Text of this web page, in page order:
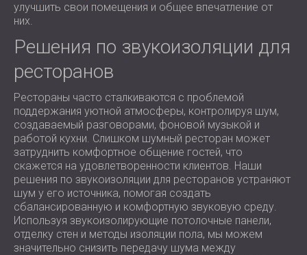
улучшить свои помещения и общее впечатление от
них.
Решения по звукоизоляции для
ресторанов
Рестораны часто сталкиваются с проблемой
поддержания уютной атмосферы, контролируя шум,
создаваемый разговорами, фоновой музыкой и
работой кухни. Слишком шумный ресторан может
затруднить комфортное общение гостей, что
скажется на удовлетворенности клиентов. Наши
решения по звукоизоляции для ресторанов устраняют
шум у его источника, помогая создать
сбалансированную и комфортную звуковую среду.
Используя звукоизолирующие потолочные панели,
отделку стен и методы изоляции пола, мы можем
значительно снизить передачу шума между